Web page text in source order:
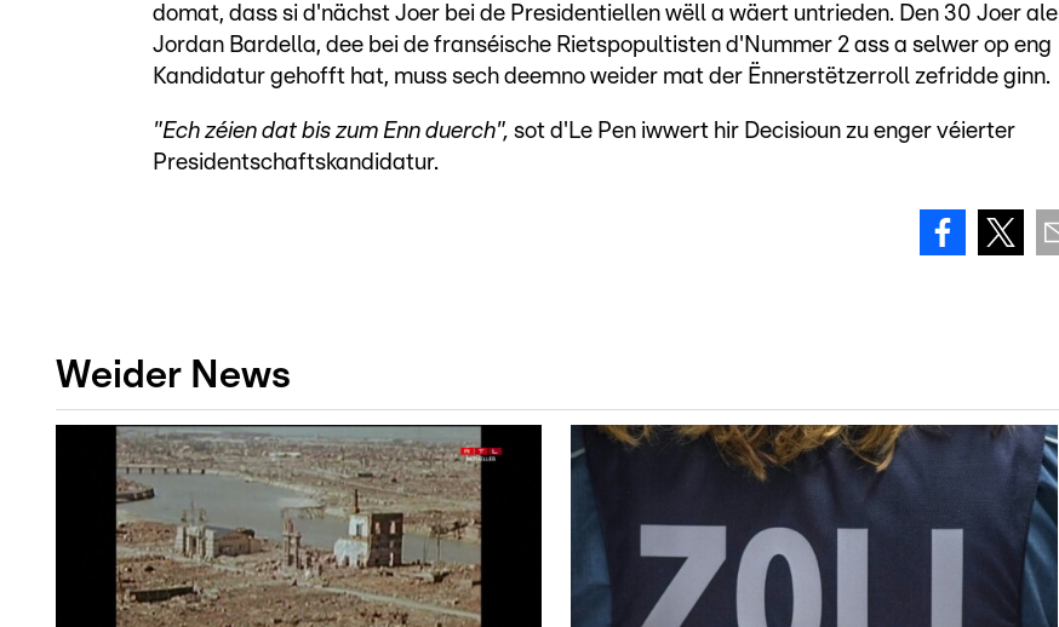
domat, dass si d'nächst Joer bei de Presidentiellen wëll a wäert untrieden. Den 30 Joer ale
Jordan Bardella, dee bei de franséische Rietspopultisten d'Nummer 2 ass a selwer op eng
Kandidatur gehofft hat, muss sech deemno weider mat der Ënnerstëtzerroll zefridde ginn.
"Ech zéien dat bis zum Enn duerch", sot d'Le Pen iwwert hir Decisioun zu enger véierter
Presidentschaftskandidatur.
Weider News